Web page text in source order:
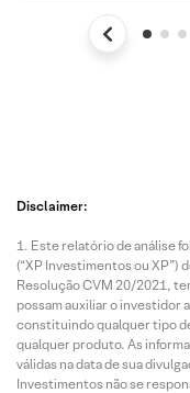
Disclaimer:
Este relatório de análise
(“XP Investimentos ou XP”)
Resolução CVM 20/2021,
possam auxiliar o investidor
constituindo qualquer tipo
qualquer produto. As
válidas na data de sua
Investimentos não se